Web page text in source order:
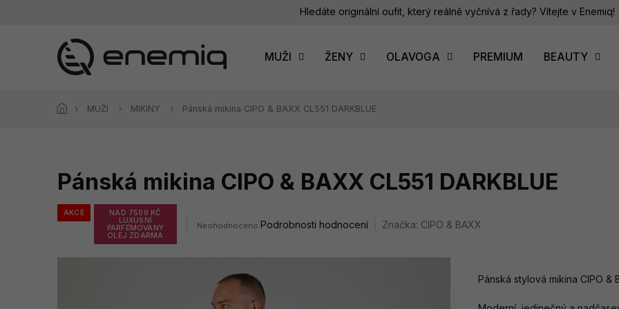
Hledáte originální oufit, který reálně vyčnívá z řady? Vítejte v Enemiq!
MUŽI ŽENY OLAVOGA PREMIUM BEAUTY
MUŽI MIKINY Pánská mikina CIPO & BAXX CL551 DARKBLUE
Pánská mikina CIPO & BAXX CL551 DARKBLUE
AKCE
NAD 7500 KČ
LUXUSNÍ
PARFÉMOVANÝ
OLEJ ZDARMA
Průměrné
Neohodnoceno Podrobnosti hodnocení Značka: CIPO & BAXX
Pánská stylová mikina CIPO &